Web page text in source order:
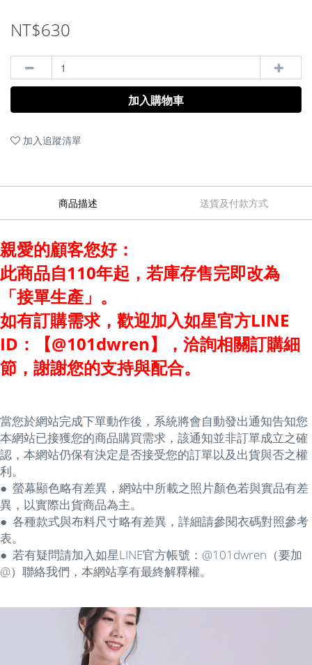
NT$630
加入購物車
加入追蹤清單
商品描述 送貨及付款方式
親愛的顧客您好：
此商品自110年起，若庫存售完即改為
「接單生產」。
如有訂購需求，歡迎加入如星官方LINE
ID：【@101dwren】，洽詢相關訂購細
節，謝謝您的支持與配合。
當您於網站完成下單動作後，系統將會自動發出通知告知您
本網站已接獲您的商品購買需求，該通知並非訂單成立之確
認，本網站仍保有決定是否接受您的訂單以及出貨與否之權
利。
● 螢幕顯色略有差異，網站中所載之照片顏色若與實品有差
異，以實際出貨商品為主。
● 各種款式與布料尺寸略有差異，詳細請參閱衣碼對照參考
表。
● 若有疑問請加入如星LINE官方帳號：@101dwren（要加
@）聯絡我們，本網站享有最終解釋權。